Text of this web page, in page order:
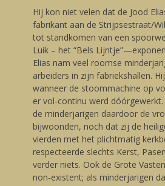
Hij kon niet velen dat de Jood
fabrikant aan de Strijpsestraat/
tot standkomen van een
Luik – het “Bels
Elias nam veel roomse
arbeiders in zijn fabriekshallen.
wanneer de stoommachine op
er vol-continu werd
de minderjarigen daardoor de
bijwoonden, noch dat zij de
vierden met het plichtmatig
respecteerde slechts Kerst,
verder niets. Ook de Grote
non-existent; als minderjarigen